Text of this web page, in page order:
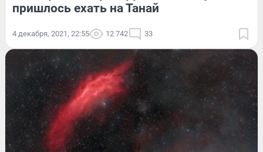
пришлось ехать на Танай
4 декабря, 2021, 22:55 12 742 33